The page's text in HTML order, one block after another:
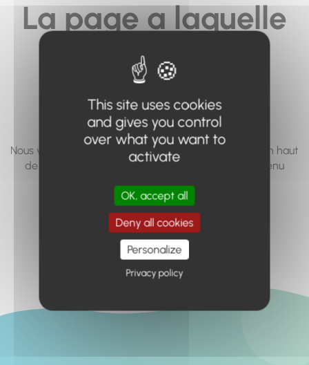
La page a laquelle
vous cherchez à
accéder n'existe
pas... ou plus.
Nous vous invitons à utiliser le moteur de recherche en haut
de page, ou à utiliser le menu pour trouver le contenu
Retour à l'accueil
This site uses cookies
and gives you control
over what you want to
activate
OK, accept all
Deny all cookies
Personalize
Privacy policy